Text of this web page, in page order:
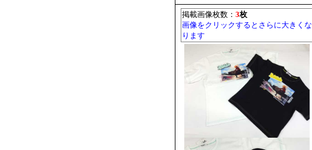
掲載画像枚数： 3枚
画像をクリックするとさらに大きくな
ります